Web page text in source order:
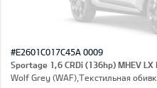
#E2601C017C45A 0009
Sportage 1,6 CRDi (136hp) MHEV LX
Wolf Grey (WAF),Текстильная